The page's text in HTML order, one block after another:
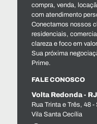
compra, venda,
com atendimento
Conectamos nossos
residenciais,
clareza e foco em
Sua próxima
Prime.
FALE CONOSCO
Volta Redonda - RJ
Rua Trinta e Três, 48 -
Vila Santa Cecília